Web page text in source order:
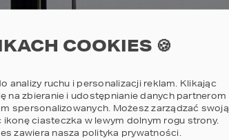
COOKIES 🍪
analizy ruchu i personalizacji reklam. Klikając
na zbieranie i udostępnianie danych partnerom
spersonalizowanych. Możesz zarządzać swoją
ciasteczka w lewym dolnym rogu strony.
zawiera nasza polityka prywatności.